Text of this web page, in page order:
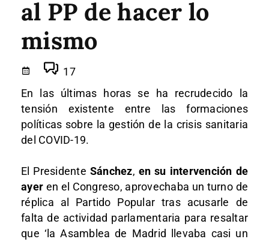
al PP de hacer lo
mismo
17
En las últimas horas se ha recrudecido la
tensión existente entre las formaciones
políticas sobre la gestión de la crisis sanitaria
del COVID-19.
El Presidente Sánchez, en su intervención de
ayer en el Congreso, aprovechaba un turno de
réplica al Partido Popular tras acusarle de
falta de actividad parlamentaria para resaltar
que ‘la Asamblea de Madrid llevaba casi un